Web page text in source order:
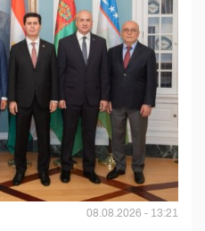
08.08.2026 - 13:21